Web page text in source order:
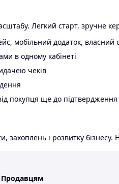
Легкий старт, зручне
мобільний додаток, власний
в одному кабінеті
чеків
покупця ще до
захоплень і розвитку
Продавцям